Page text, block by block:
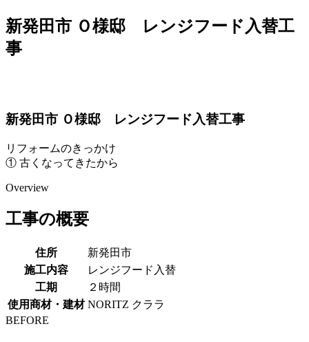
新発田市 Ｏ様邸 レンジフード入替工
事
新発田市 Ｏ様邸 レンジフード入替工事
リフォームのきっかけ
① 古くなってきたから
Overview
工事の概要
住所
新発田市
施工内容
レンジフード入替
工期
２時間
使用商材・建材 NORITZ クララ
BEFORE